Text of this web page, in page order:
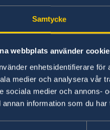
Samtycke
webbplats använder
enhetsidentifierare för
medier och analysera vår
sociala medier och annons-
annan information som du
katastrofer
säkerhet